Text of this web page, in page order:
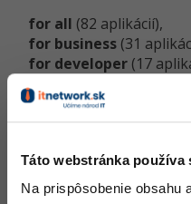
Táto webstránka používa
Na prispôsobenie obsahu
for all (82 aplikácií),
for business (31
for developer (17
Inteligentné
inteligentné funkciena
spôsobu, ako túto službu
prispôsobiť ďalšie služby